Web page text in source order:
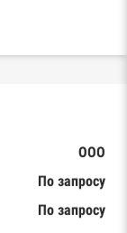
ООО
По запросу
По запросу